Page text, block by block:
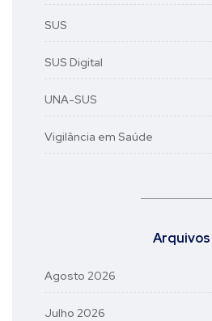
SUS
SUS Digital
UNA-SUS
Vigilância em Saúde
Arquivos
Agosto 2026
Julho 2026